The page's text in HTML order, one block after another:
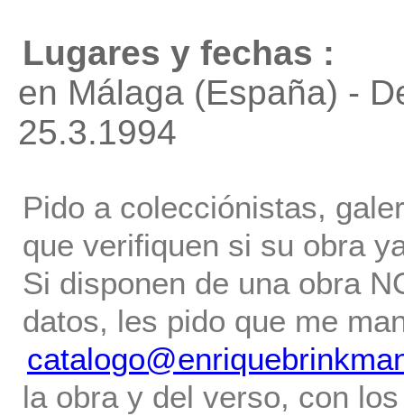
Lugares y fechas :
en Málaga (España) -
25.3.1994
Pido a colecciónistas,
que verifiquen si su obra
Si disponen de una obra
datos, les pido que me
la obra y del verso, con